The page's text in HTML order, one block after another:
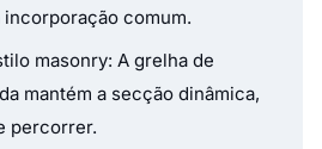
comum.
masonry: A grelha de
mantém a secção dinâmica,
percorrer.